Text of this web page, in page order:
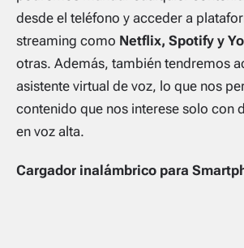
desde el teléfono y acceder a
streaming como Netflix, Spotify y
otras. Además, también tendremos
asistente virtual de voz, lo que nos
contenido que nos interese solo con
en voz alta.
Cargador inalámbrico para